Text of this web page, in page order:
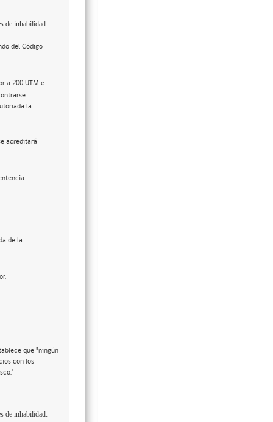
de inhabilidad:
del Código
a 200 UTM e
la
acreditará
de la
que "ningún
con los
de inhabilidad: